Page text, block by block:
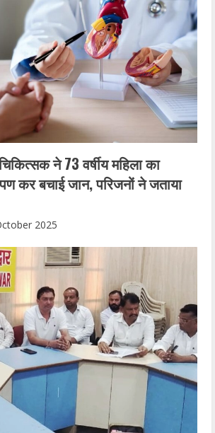
ने 73 वर्षीय महिला का
कर बचाई जान, परिजनों ने जताया
2025